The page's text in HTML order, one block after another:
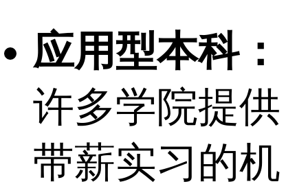
应用型本科：
许多学院提供
带薪实习的机